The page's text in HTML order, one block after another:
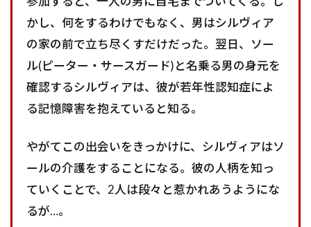
かし、何をするわけでもなく、男はシルヴィア
の家の前で立ち尽くすだけだった。翌日、ソー
ル(ピーター・サースガード)と名乗る男の身元を
確認するシルヴィアは、彼が若年性認知症によ
る記憶障害を抱えていると知る。
やがてこの出会いをきっかけに、シルヴィアはソ
ールの介護をすることになる。彼の人柄を知っ
ていくことで、2人は段々と惹かれあうようにな
るが…。